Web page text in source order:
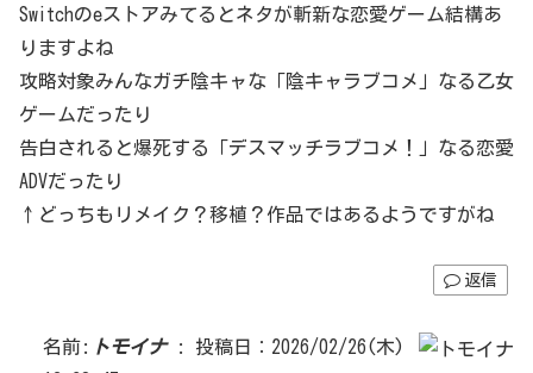
Switchのeストアみてるとネタが斬新な恋愛ゲーム結構あ
りますよね
攻略対象みんなガチ陰キャな「陰キャラブコメ」なる乙女
ゲームだったり
告白されると爆死する「デスマッチラブコメ！」なる恋愛
ADVだったり
↑どっちもリメイク？移植？作品ではあるようですがね
返信
名前: トモイナ:
投稿日：2026/02/26(木)